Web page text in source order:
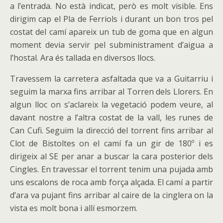
a l’entrada. No està indicat, però es molt visible. Ens
dirigim cap el Pla de Ferriols i durant un bon tros pel
costat del camí apareix un tub de goma que en algun
moment devia servir pel subministrament d’aigua a
l’hostal. Ara és tallada en diversos llocs.
Travessem la carretera asfaltada que va a Guitarriu i
seguim la marxa fins arribar al Torren dels Llorers. En
algun lloc on s’aclareix la vegetació podem veure, al
davant nostre a l’altra costat de la vall, les runes de
Can Cufi. Seguim la direcció del torrent fins arribar al
Clot de Bistoltes on el camí fa un gir de 180º i es
dirigeix al SE per anar a buscar la cara posterior dels
Cingles. En travessar el torrent tenim una pujada amb
uns escalons de roca amb força alçada. El camí a partir
d’ara va pujant fins arribar al caire de la cinglera on la
vista es molt bona i allí esmorzem.